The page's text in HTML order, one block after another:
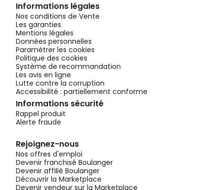
Informations légales
Nos conditions de Vente
Les garanties
Mentions légales
Données personnelles
Paramétrer les cookies
Politique des cookies
Système de recommandation
Les avis en ligne
Lutte contre la corruption
Accessibilité : partiellement conforme
Informations sécurité
Rappel produit
Alerte fraude
Rejoignez-nous
Nos offres d'emploi
Devenir franchisé Boulanger
Devenir affilié Boulanger
Découvrir la Marketplace
Devenir vendeur sur la Marketplace